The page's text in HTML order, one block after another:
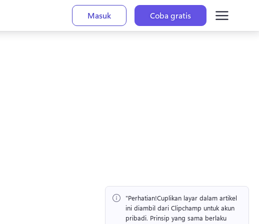
Masuk Coba gratis
"Perhatian!Cuplikan layar dalam artikel
ini diambil dari Clipchamp untuk akun
pribadi. Prinsip yang sama berlaku